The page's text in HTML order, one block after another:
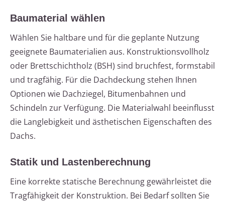
Baumaterial wählen
Wählen Sie haltbare und für die geplante Nutzung
geeignete Baumaterialien aus. Konstruktionsvollholz
oder Brettschichtholz (BSH) sind bruchfest, formstabil
und tragfähig. Für die Dachdeckung stehen Ihnen
Optionen wie Dachziegel, Bitumenbahnen und
Schindeln zur Verfügung. Die Materialwahl beeinflusst
die Langlebigkeit und ästhetischen Eigenschaften des
Dachs.
Statik und Lastenberechnung
Eine korrekte statische Berechnung gewährleistet die
Tragfähigkeit der Konstruktion. Bei Bedarf sollten Sie